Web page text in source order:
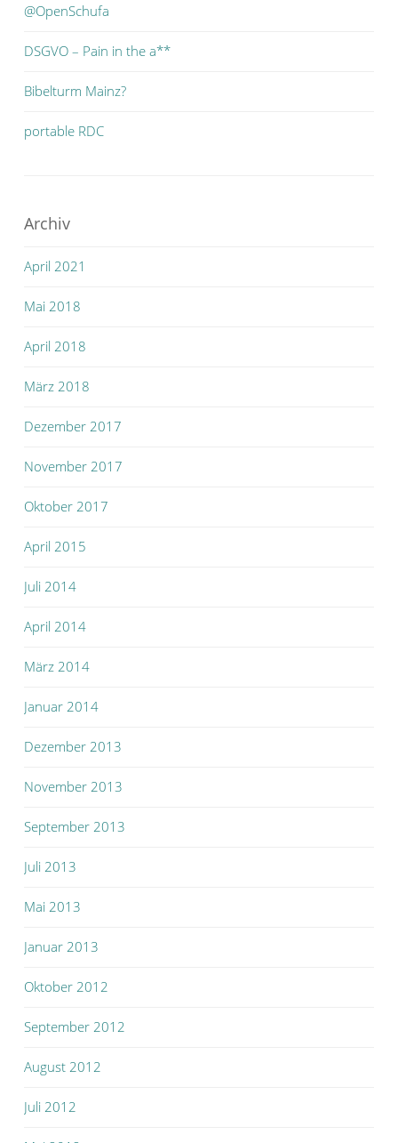
@OpenSchufa
DSGVO – Pain in the a**
Bibelturm Mainz?
portable RDC
Archiv
April 2021
Mai 2018
April 2018
März 2018
Dezember 2017
November 2017
Oktober 2017
April 2015
Juli 2014
April 2014
März 2014
Januar 2014
Dezember 2013
November 2013
September 2013
Juli 2013
Mai 2013
Januar 2013
Oktober 2012
September 2012
August 2012
Juli 2012